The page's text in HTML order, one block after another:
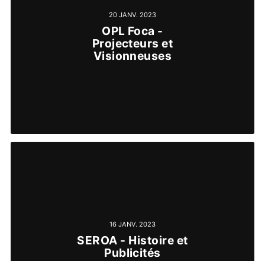
20 JANV. 2023
OPL Foca -
Projecteurs et
Visionneuses
16 JANV. 2023
SEROA - Histoire et
Publicités